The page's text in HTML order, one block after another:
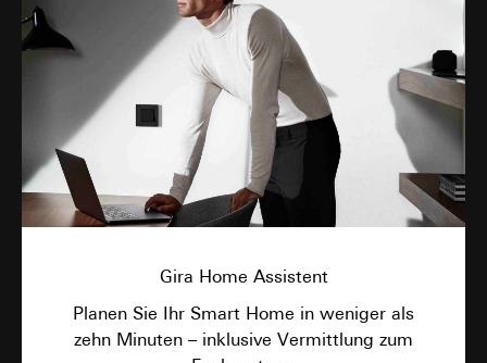
Gira Home Assistent
Planen Sie Ihr Smart Home in weniger als
zehn Minuten – inklusive Vermittlung zum